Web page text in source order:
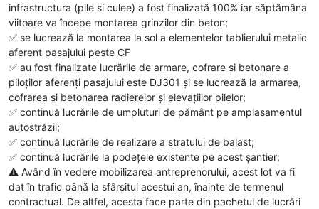
infrastructura (pile si culee) a fost finalizată 100% iar săptămâna
viitoare va începe montarea grinzilor din beton;
✅️ se lucrează la montarea la sol a elementelor tablierului metalic
aferent pasajului peste CF
✅️ au fost finalizate lucrările de armare, cofrare și betonare a
piloților aferenți pasajului este DJ301 și se lucrează la armarea,
cofrarea și betonarea radierelor și elevațiilor pilelor;
✅️ continuă lucrările de umpluturi de pământ pe amplasamentul
autostrăzii;
✅️ continuă lucrările de realizare a stratului de balast;
✅️ continuă lucrările la podețele existente pe acest șantier;
⚠️ Având în vedere mobilizarea antreprenorului, acest lot va fi
dat în trafic până la sfârșitul acestui an, înainte de termenul
contractual. De altfel, acesta face parte din pachetul de lucrări